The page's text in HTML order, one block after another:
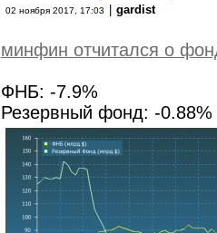
02 ноября 2017, 17:03 gardist
минфин отчитался о
ФНБ: -7.9%
Резервный фонд: -0.88%